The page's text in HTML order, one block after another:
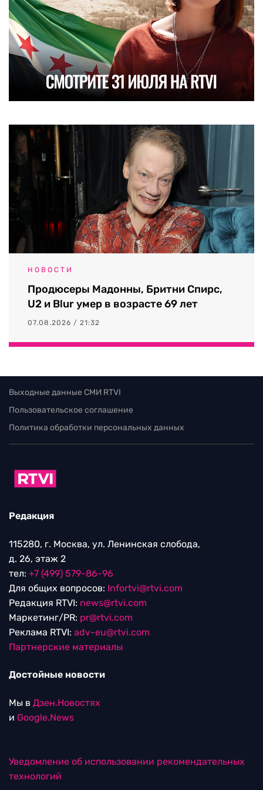
НОВОСТИ
Продюсеры Мадонны, Бритни Спирс,
U2 и Blur умер в возрасте 69 лет
07.08.2026 / 21:32
Выходные данные СМИ RTVI
Пользовательское соглашение
Политика обработки персональных данных
Редакция
115280, г. Москва, ул. Ленинская слобода,
д. 26, этаж 2
тел: +7 (499) 579-86-96
Для общих вопросов: Infortvi@rtvi.com
Редакция RTVI: news@rtvi.com
Маркетинг/PR: pr@rtvi.com
Реклама RTVI: adv-eu@rtvi.com
Партнерские материалы
Достойные новости
Мы в Дзен.Новостях
и Google.News
Уведомление об использовании рекомендательных
технологий